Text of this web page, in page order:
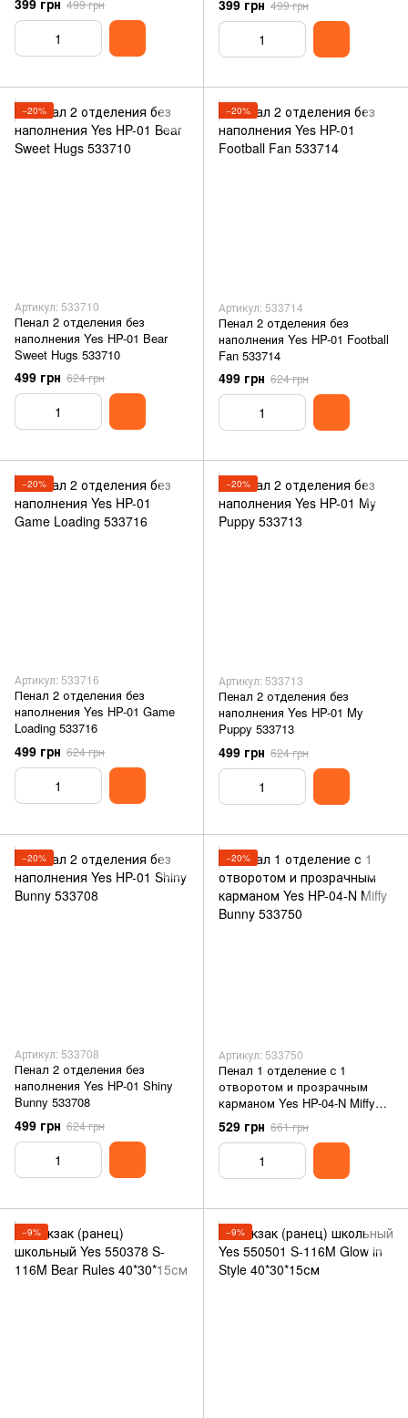
499 грн 399 грн 499 грн
−20%
Артикул: 533710
Пенал 2 отделения без
наполнения Yes HP-01 Bear
Sweet Hugs 533710
499 грн 624 грн
−20%
Артикул: 533714
Пенал 2 отделения без
наполнения Yes HP-01 Football
Fan 533714
499 грн 624 грн
−20%
Артикул: 533716
Пенал 2 отделения без
наполнения Yes HP-01 Game
Loading 533716
499 грн 624 грн
−20%
Артикул: 533713
Пенал 2 отделения без
наполнения Yes HP-01 My
Puppy 533713
499 грн 624 грн
−20%
Артикул: 533708
Пенал 2 отделения без
наполнения Yes HP-01 Shiny
Bunny 533708
499 грн 624 грн
−20%
Артикул: 533750
Пенал 1 отделение с 1
отворотом и прозрачным
карманом Yes HP-04-N Miffy
Bunny 533750
529 грн 661 грн
−9% −9%